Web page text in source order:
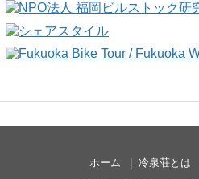
ホーム 冷泉荘とは